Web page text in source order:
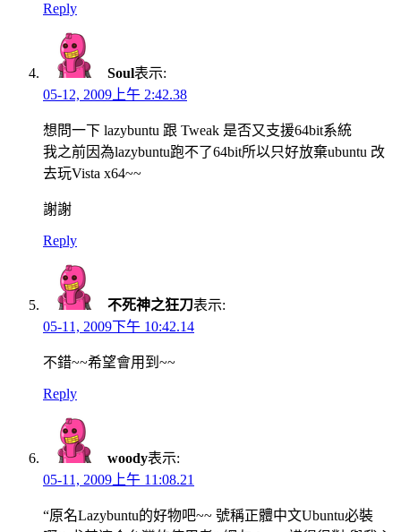
Reply
Soul表示:
05-12, 2009上午 2:42.38
想問一下 lazybuntu 跟 Tweak 是否又支援64bit系統
我之前因為lazybuntu跑不了64bit所以只好放棄ubuntu 改
去玩Vista x64~~
謝謝
Reply
不死神之狂刀表示:
05-11, 2009下午 10:42.14
不錯~~希望會用到~~
Reply
woody表示:
05-11, 2009上午 11:08.21
“原名Lazybuntu的好物吧~~ 號稱正體中文Ubuntu必裝